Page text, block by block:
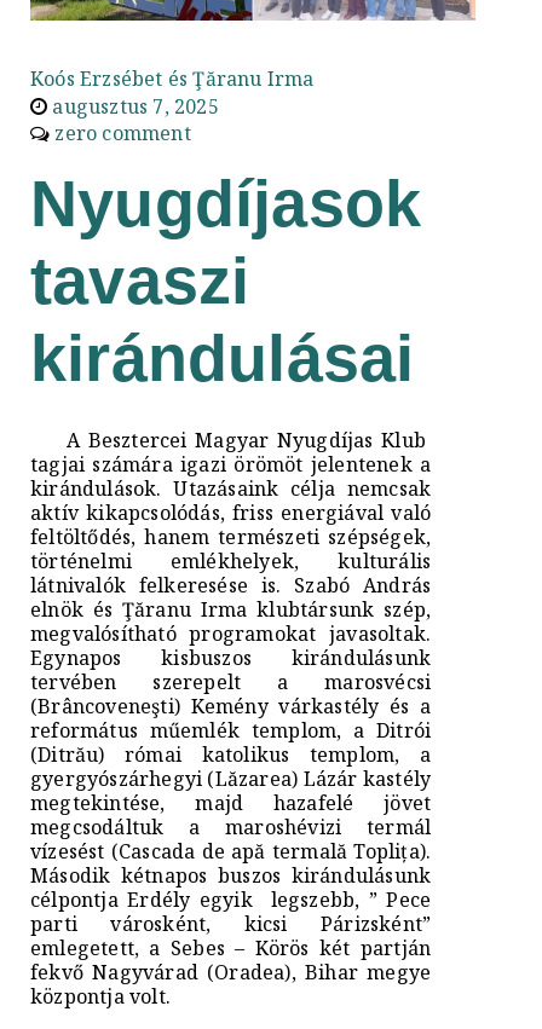
Koós Erzsébet és Ţăranu Irma
augusztus 7, 2025
zero comment
Nyugdíjasok
tavaszi
kirándulásai
A Besztercei Magyar Nyugdíjas Klub
tagjai számára igazi örömöt jelentenek a
kirándulások. Utazásaink célja nemcsak
aktív kikapcsolódás, friss energiával való
feltöltődés, hanem természeti szépségek,
történelmi emlékhelyek, kulturális
látnivalók felkeresése is. Szabó András
elnök és Ţăranu Irma klubtársunk szép,
megvalósítható programokat javasoltak.
Egynapos kisbuszos kirándulásunk
tervében szerepelt a marosvécsi
(Brâncoveneşti) Kemény várkastély és a
református műemlék templom, a Ditrói
(Ditrău) római katolikus templom, a
gyergyószárhegyi (Lăzarea) Lázár kastély
megtekintése, majd hazafelé jövet
megcsodáltuk a maroshévizi termál
vízesést (Cascada de apă termală Toplița).
Második kétnapos buszos kirándulásunk
célpontja Erdély egyik legszebb, ” Pece
parti városként, kicsi Párizsként”
emlegetett, a Sebes – Körös két partján
fekvő Nagyvárad (Oradea), Bihar megye
központja volt.